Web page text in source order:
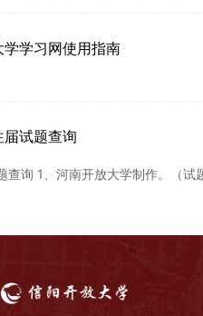
学学习网使用指南
试题查询
查询 1、河南开放大学制作。（